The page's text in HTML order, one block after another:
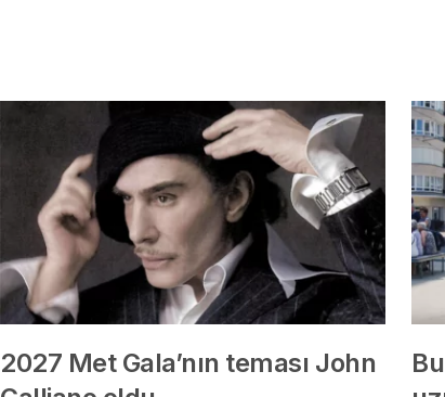
2027 Met Gala’nın teması John